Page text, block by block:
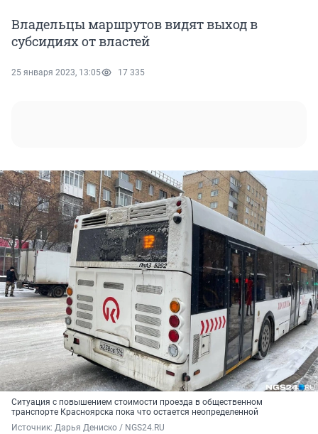
Владельцы маршрутов видят выход в
субсидиях от властей
25 января 2023, 13:05 17 335
Ситуация с повышением стоимости проезда в общественном
транспорте Красноярска пока что остается неопределенной
Источник: Дарья Дениско / NGS24.RU